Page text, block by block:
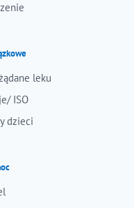
leku
ISO
dzieci